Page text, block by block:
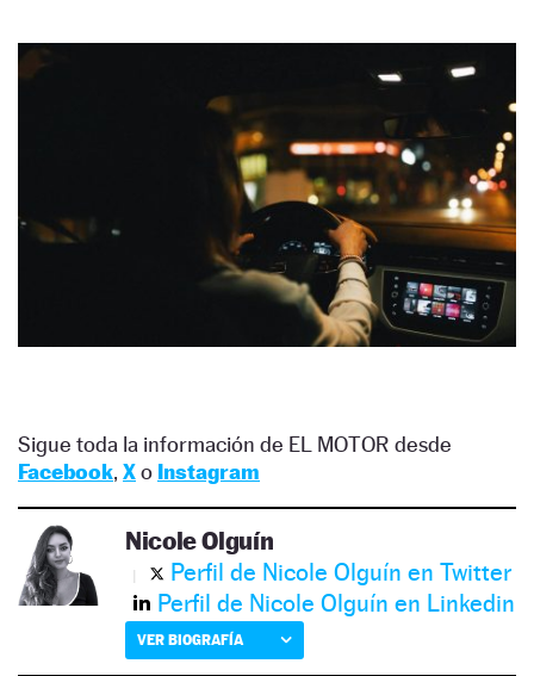
Sigue toda la información de EL MOTOR desde
Facebook, Xo Instagram
Nicole Olguín
Perfil de Nicole Olguín en Twitter
Perfil de Nicole Olguín en Linkedin
VER BIOGRAFÍA